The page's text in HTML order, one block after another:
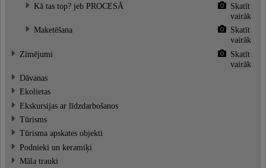
Kā tas top? jeb PROCESĀ
Skatīt
vairāk
Maketēšana
Skatīt
vairāk
Zīmējumi
Skatīt
vairāk
Dāvanas
Ekolietas
Ekskursijas ar līdzdarbošanos
Tūrisms
Tūrisma apskates objekti
Podnieki un keramiķi
Māla trauki